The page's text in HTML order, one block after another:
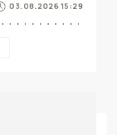
03.08.2026 15:29